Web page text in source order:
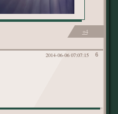
+4
6
2014-06-06 07:07:15